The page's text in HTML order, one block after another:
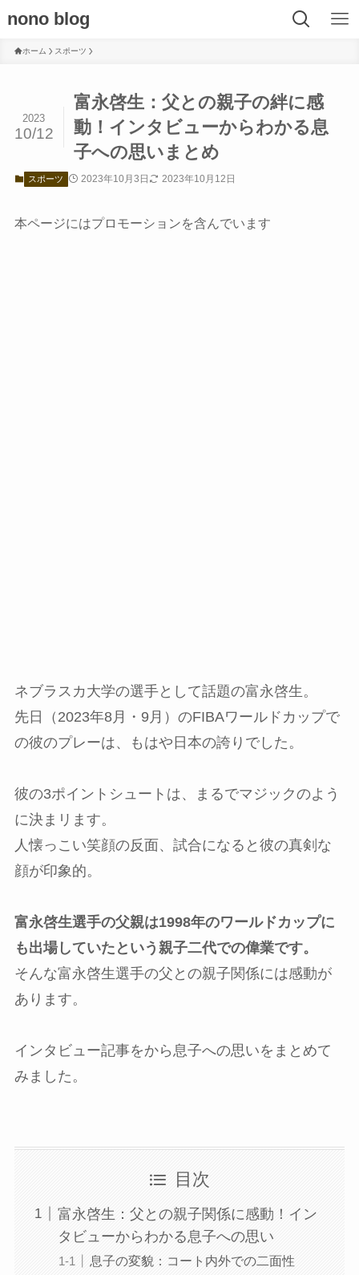
nono blog
ホーム スポーツ
富永啓生：父との親子の絆に感
動！インタビューからわかる息
子への思いまとめ
2023
10/12
スポーツ 2023年10月3日 2023年10月12日
本ページにはプロモーションを含んでいます
ネブラスカ大学の選手として話題の富永啓生。
先日（2023年8月・9月）のFIBAワールドカップで
の彼のプレーは、もはや日本の誇りでした。
彼の3ポイントシュートは、まるでマジックのよう
に決まリます。
人懐っこい笑顔の反面、試合になると彼の真剣な
顔が印象的。
富永啓生選手の父親は1998年のワールドカップに
も出場していたという親子二代での偉業です。
そんな富永啓生選手の父との親子関係には感動が
あります。
インタビュー記事をから息子への思いをまとめて
みました。
目次
富永啓生：父との親子関係に感動！イン
タビューからわかる息子への思い
息子の変貌：コート内外での二面性